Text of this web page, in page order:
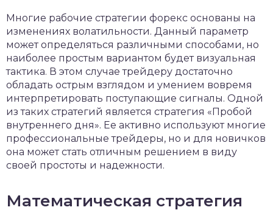
Многие рабочие стратегии форекс основаны на
изменениях волатильности. Данный параметр
может определяться различными способами, но
наиболее простым вариантом будет визуальная
тактика. В этом случае трейдеру достаточно
обладать острым взглядом и умением вовремя
интерпретировать поступающие сигналы. Одной
из таких стратегий является стратегия «Пробой
внутреннего дня». Ее активно используют многие
профессиональные трейдеры, но и для новичков
она может стать отличным решением в виду
своей простоты и надежности.
Математическая стратегия